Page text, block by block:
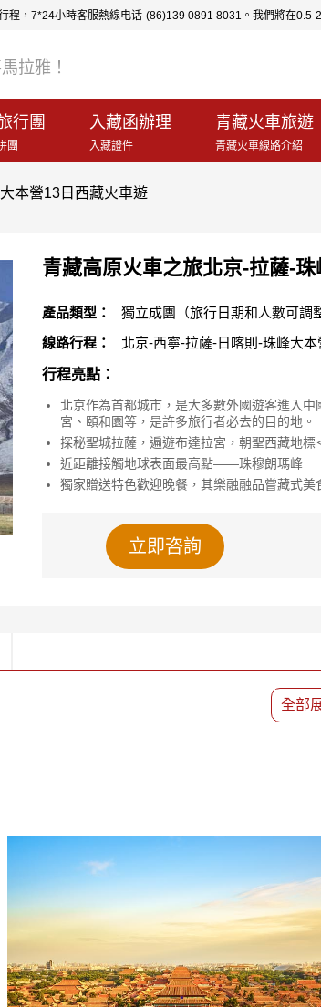
程，7*24小時客服熱線电话-(86)139 0891 8031。我們將在
拉雅！
行團
團
入藏函辦理
入藏證件
青藏火車旅遊
青藏火車線路介紹
本營13日西藏火車遊
青藏高原火車之旅北京-拉薩-
產品類型：
獨立成團（旅行日期和人數可調
線路行程：
北京-西寧-拉薩-日喀則-珠峰大本
行程亮點：
北京作為首都城市，是大多數外國遊客進入
宮、頤和園等，是許多旅行者必去的目的地。
探秘聖城拉薩，遍遊布達拉宮，朝聖西藏地
近距離接觸地球表面最高點——珠穆朗瑪峰
獨家贈送特色歡迎晚餐，其樂融融品嘗藏式美
立即咨詢
全部